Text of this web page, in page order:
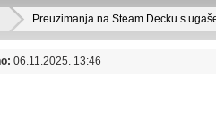
Preuzimanja na Steam Decku s
06.11.2025. 13:46